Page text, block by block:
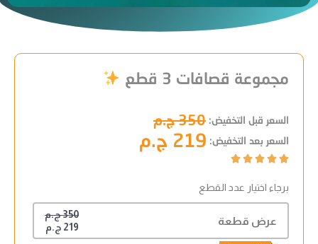
مجموعة قصافات 3 قطع
السعر قبل التخفيض: 350 ج.م
السعر بعد التخفيض: 219 ج.م





برجاء اختيار عدد القطع
عرض قطعة
350 ج.م
219 ج.م